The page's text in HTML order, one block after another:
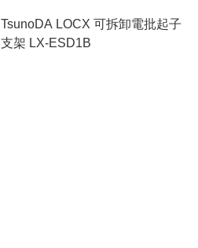
TsunoDA LOCX 可拆卸電批起子
支架 LX-ESD1B